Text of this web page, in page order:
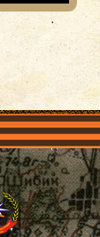
объединения